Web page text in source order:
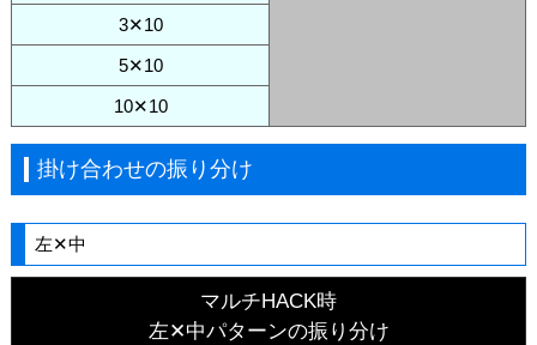
3✕10
5✕10
10✕10
掛け合わせの振り分け
左✕中
マルチHACK時
左✕中パターンの振り分け